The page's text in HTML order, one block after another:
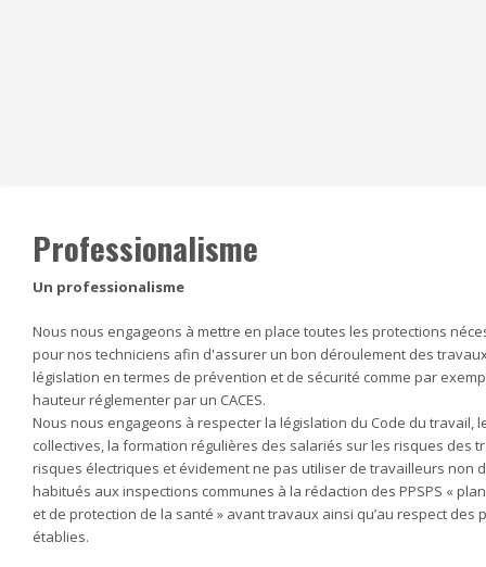
Professionalisme
Un professionalisme
Nous nous engageons à mettre en place toutes les protections
pour nos techniciens afin d'assurer un bon déroulement des
législation en termes de prévention et de sécurité comme par
hauteur réglementer par un CACES.
Nous nous engageons à respecter la législation du Code du travail,
collectives, la formation régulières des salariés sur les risques des
risques électriques et évidement ne pas utiliser de travailleurs non
habitués aux inspections communes à la rédaction des PPSPS «
et de protection de la santé » avant travaux ainsi qu’au respect des
établies.